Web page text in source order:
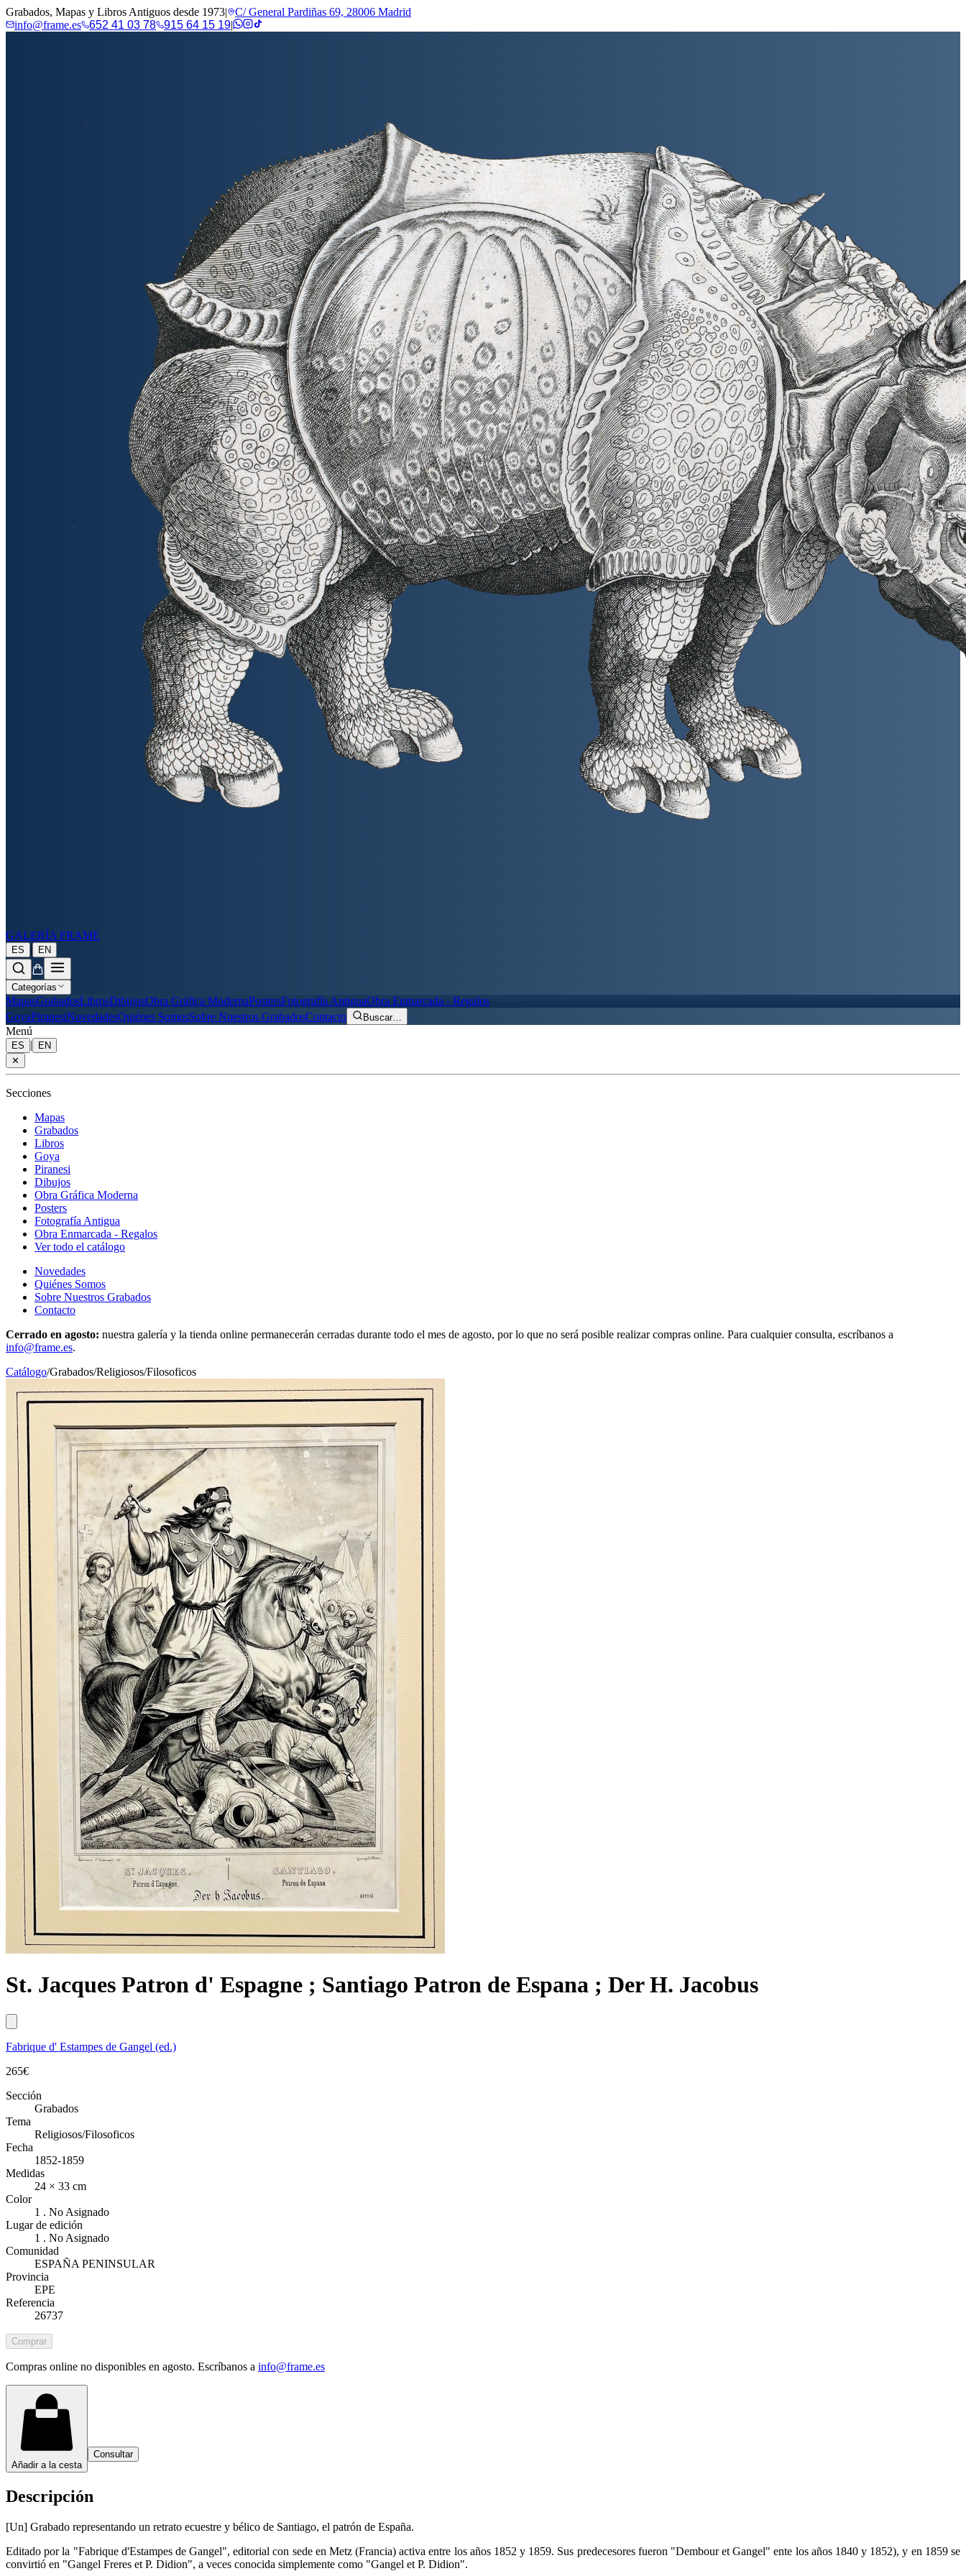
Grabados, Mapas y Libros Antiguos desde 1973|
C/ General Pardiñas 69, 28006 Madrid
info@frame.es
652 41 03 78 915 64 15 19|
GALERÍA FRAME
ES | EN
Categorías
MapasGrabadosLibrosDibujosObra Gráfica ModernaPostersFotografía AntiguaObra Enmarcada - Regalos
GoyaPiranesiNovedadesQuiénes SomosSobre Nuestros GrabadosContacto Buscar…
Menú
ES |
EN
✕
Secciones
Mapas
Grabados
Libros
Goya
Piranesi
Dibujos
Obra Gráfica Moderna
Posters
Fotografía Antigua
Obra Enmarcada - Regalos
Ver todo el catálogo
Novedades
Quiénes Somos
Sobre Nuestros Grabados
Contacto
Cerrado en agosto: nuestra galería y la tienda online permanecerán cerradas durante todo el mes de agosto, por lo que no será posible realizar compras online. Para cualquier consulta, escríbanos a
info@frame.es.
Catálogo/Grabados/Religiosos/Filosoficos
St. Jacques Patron d' Espagne ; Santiago Patron de Espana ; Der H. Jacobus
Fabrique d' Estampes de Gangel (ed.)
265€
Sección
Grabados
Tema
Religiosos/Filosoficos
Fecha
1852-1859
Medidas
24 × 33 cm
Color
1 . No Asignado
Lugar de edición
1 . No Asignado
Comunidad
ESPAÑA PENINSULAR
Provincia
EPE
Referencia
26737
Comprar
Compras online no disponibles en agosto. Escríbanos a info@frame.es
Añadir a la cesta
Consultar
Descripción
[Un] Grabado representando un retrato ecuestre y bélico de Santiago, el patrón de España.
Editado por la "Fabrique d'Estampes de Gangel", editorial con sede en Metz (Francia) activa entre los años 1852 y 1859. Sus predecesores fueron "Dembour et Gangel" ente los años 1840 y 1852), y en 1859 se
convirtió en "Gangel Freres et P. Didion", a veces conocida simplemente como "Gangel et P. Didion".